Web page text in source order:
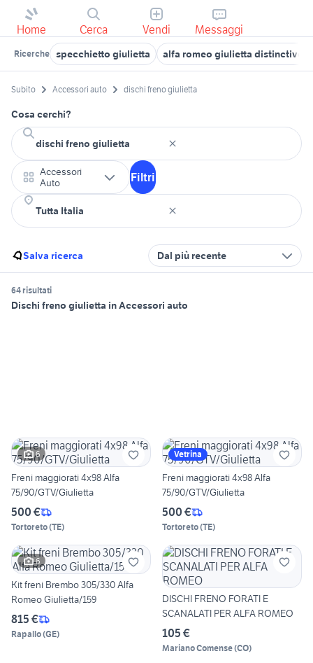
Home Cerca Vendi Messaggi
Ricerche specchietto giulietta alfa romeo giulietta distinctive
Subito Accessori auto dischi freno giulietta
Cosa cerchi?
Accessori
Auto
Filtri
Salva ricerca Dal più recente
64 risultati
Dischi freno giulietta in Accessori auto
6
Freni maggiorati 4x98 Alfa
75/90/GTV/Giulietta
500 €
Tortoreto(TE)
Vetrina
Freni maggiorati 4x98 Alfa
75/90/GTV/Giulietta
500 €
Tortoreto(TE)
6
Kit freni Brembo 305/330 Alfa
Romeo Giulietta/159
815 €
Rapallo(GE)
DISCHI FRENO FORATI E
SCANALATI PER ALFA ROMEO
105 €
Mariano Comense(CO)